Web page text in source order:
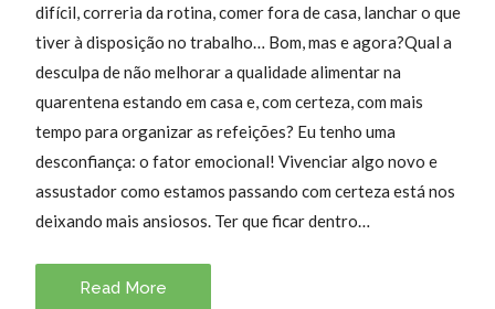
difícil, correria da rotina, comer fora de casa, lanchar o que
tiver à disposição no trabalho… Bom, mas e agora?Qual a
desculpa de não melhorar a qualidade alimentar na
quarentena estando em casa e, com certeza, com mais
tempo para organizar as refeições? Eu tenho uma
desconfiança: o fator emocional! Vivenciar algo novo e
assustador como estamos passando com certeza está nos
deixando mais ansiosos. Ter que ficar dentro…
Read More